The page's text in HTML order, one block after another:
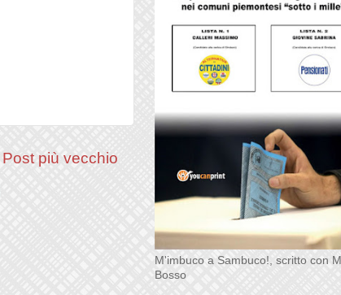
Post più vecchio
M'imbuco a Sambuco!, scritto con M.
Bosso